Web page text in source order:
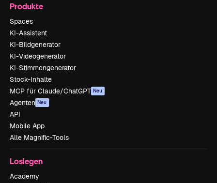
Produkte
Spaces
KI-Assistent
KI-Bildgenerator
KI-Videogenerator
KI-Stimmengenerator
Stock-Inhalte
MCP für Claude/ChatGPT Neu
Agenten Neu
API
Mobile App
Alle Magnific-Tools
Loslegen
Academy